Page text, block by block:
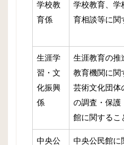
学校教
育係
学校教育、学
育相談等に関
生涯学
習・文
化振興
係
生涯教育の推
教育機関に関
芸術文化団体
の調査・保護
館に関するこ
中央公 中央公民館に